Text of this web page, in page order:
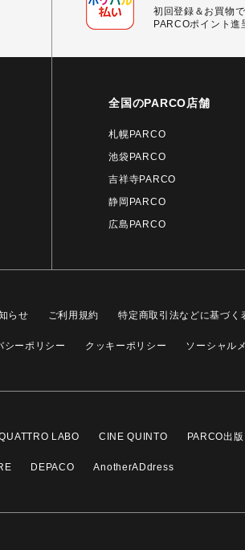
初回登録＆お買物
PARCOポイント進
全国のPARCO店舗
札幌PARCO
池袋PARCO
吉祥寺PARCO
静岡PARCO
広島PARCO
らせ ご利用規約 特定商取引法などに基づく
シーポリシー クッキーポリシー ソーシャル
LABO CINE QUINTO PARCO出版
DEPACO AnotherADdress